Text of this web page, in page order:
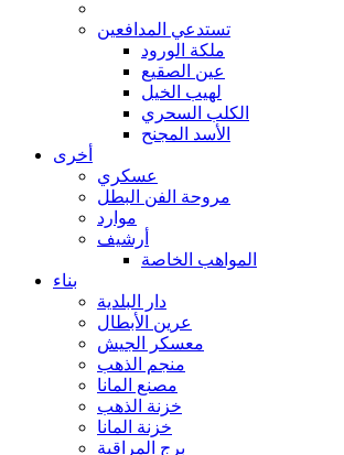
تستدعي المدافعين
ملكة الورود
عين الصقيع
لهيب الخيل
الكلب السحري
الأسد المجنح
أخرى
عسكري
مروحة الفن البطل
موارد
أرشيف
المواهب الخاصة
بناء
دار البلدية
عرين الأبطال
معسكر الجيش
منجم الذهب
مصنع المانا
خزنة الذهب
خزنة المانا
برج المراقبة